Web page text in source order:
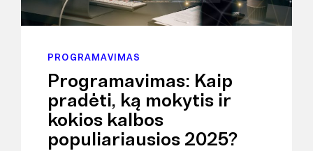
PROGRAMAVIMAS
Programavimas: Kaip
pradėti, ką mokytis ir
kokios kalbos
populiariausios 2025?